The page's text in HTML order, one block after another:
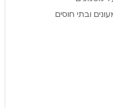
ובתי חוסים